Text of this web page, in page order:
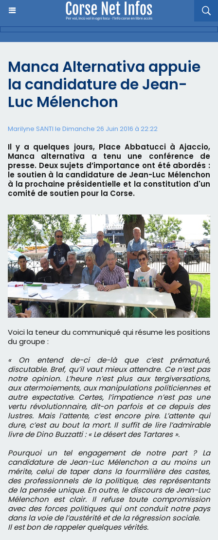
Manca Alternativa appuie
la candidature de Jean-
Luc Mélenchon
Marilyne SANTI le Dimanche 26 Juin 2016 à 22:22
Il y a quelques jours, Place Abbatucci à Ajaccio,
Manca alternativa a tenu une conférence de
presse. Deux sujets d’importance ont été abordés :
le soutien à la candidature de Jean-Luc Mélenchon
à la prochaine présidentielle et la constitution d'un
comité de soutien pour la Corse.
Voici la teneur du communiqué qui résume les positions
du groupe :
« On entend de-ci de-là que c’est prématuré,
discutable. Bref, qu’il vaut mieux attendre. Ce n’est pas
notre opinion. L’heure n’est plus aux tergiversations,
aux atermoiements, aux manipulations politiciennes et
autre expectative. Certes, l’impatience n’est pas une
vertu révolutionnaire, dit-on parfois et ce depuis des
lustres. Mais l’attente, c’est encore pire. L’attente qui
dure, c’est au bout la mort. Il suffit de lire l’admirable
livre de Dino Buzzatti : « Le désert des Tartares ».
Pourquoi un tel engagement de notre part ? La
candidature de Jean-Luc Mélenchon a au moins un
mérite, celui de taper dans la fourmilière des castes,
des professionnels de la politique, des représentants
de la pensée unique. En outre, le discours de Jean-Luc
Mélenchon est clair. Il refuse toute compromission
avec des forces politiques qui ont conduit notre pays
dans la voie de l’austérité et de la régression sociale.
Il est bon de rappeler quelques vérités.